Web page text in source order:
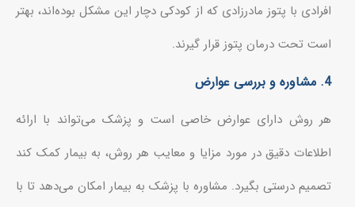
افرادی با پتوز مادرزادی که از کودکی دچار این مشکل بوده‌اند، بهتر
است تحت درمان پتوز قرار گیرند.
4. مشاوره و بررسی عوارض
هر روش دارای عوارض خاصی است و پزشک می‌تواند با ارائه
اطلاعات دقیق در مورد مزایا و معایب هر روش، به بیمار کمک کند
تصمیم درستی بگیرد. مشاوره با پزشک به بیمار امکان می‌دهد تا با